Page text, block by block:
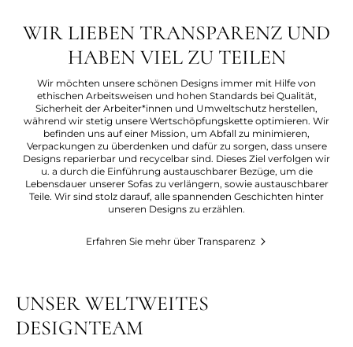
WIR LIEBEN TRANSPARENZ UND
HABEN VIEL ZU TEILEN
Wir möchten unsere schönen Designs immer mit Hilfe von
ethischen Arbeitsweisen und hohen Standards bei Qualität,
Sicherheit der Arbeiter*innen und Umweltschutz herstellen,
während wir stetig unsere Wertschöpfungskette optimieren. Wir
befinden uns auf einer Mission, um Abfall zu minimieren,
Verpackungen zu überdenken und dafür zu sorgen, dass unsere
Designs reparierbar und recycelbar sind. Dieses Ziel verfolgen wir
u. a durch die Einführung austauschbarer Bezüge, um die
Lebensdauer unserer Sofas zu verlängern, sowie austauschbarer
Teile. Wir sind stolz darauf, alle spannenden Geschichten hinter
unseren Designs zu erzählen.
Erfahren Sie mehr über Transparenz
UNSER WELTWEITES
DESIGNTEAM